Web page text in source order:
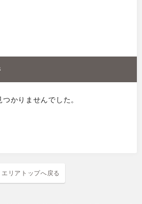
かりませんでした。
エリアトップへ戻る